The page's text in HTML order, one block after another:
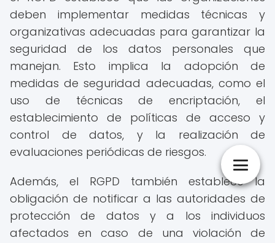
deben implementar medidas técnicas y
organizativas adecuadas para garantizar la
seguridad de los datos personales que
manejan. Esto implica la adopción de
medidas de seguridad adecuadas, como el
uso de técnicas de encriptación, el
establecimiento de políticas de acceso y
control de datos, y la realización de
evaluaciones periódicas de riesgos.
Además, el RGPD también establece la
obligación de notificar a las autoridades de
protección de datos y a los individuos
afectados en caso de una violación de